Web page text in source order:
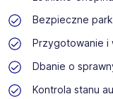
turystycznego,
doświadczenie i
oferowaniu
najbardziej
Bezpieczne
Przygotowanie i
Dbanie o
Kontrola stanu